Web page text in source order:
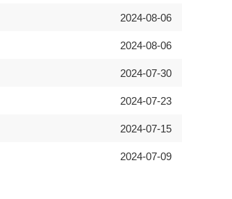
2024-08-06
2024-08-06
2024-07-30
2024-07-23
2024-07-15
2024-07-09